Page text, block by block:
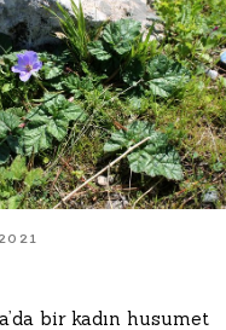
bir kadın husumet